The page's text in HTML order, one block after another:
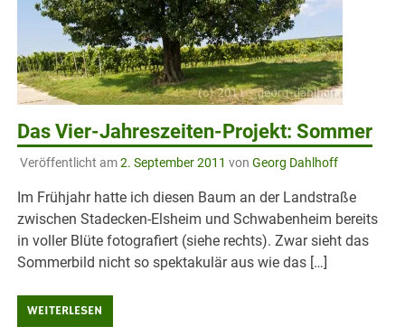
Das Vier-Jahreszeiten-Projekt: Sommer
Veröffentlicht am2. September 2011 von Georg Dahlhoff
Im Frühjahr hatte ich diesen Baum an der Landstraße
zwischen Stadecken-Elsheim und Schwabenheim bereits
in voller Blüte fotografiert (siehe rechts). Zwar sieht das
Sommerbild nicht so spektakulär aus wie das […]
WEITERLESEN